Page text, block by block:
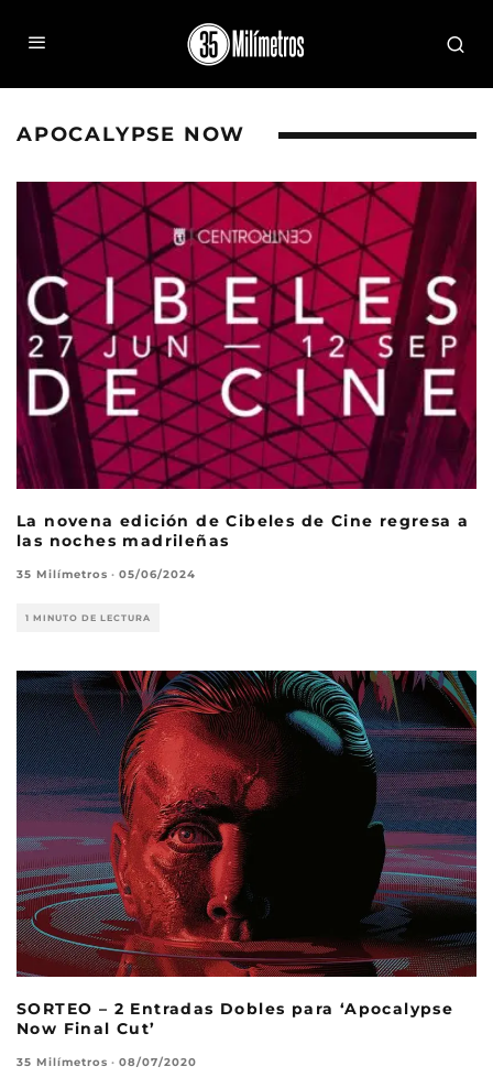
APOCALYPSE NOW
La novena edición de Cibeles de Cine regresa a
las noches madrileñas
35 Milímetros · 05/06/2024
1 MINUTO DE LECTURA
SORTEO – 2 Entradas Dobles para ‘Apocalypse
Now Final Cut’
35 Milímetros · 08/07/2020